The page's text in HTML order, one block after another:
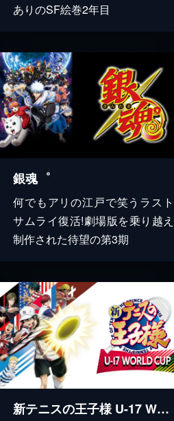
ありのSF絵巻2年目
銀魂゜
何でもアリの江戸で笑うラスト
サムライ復活!劇場版を乗り越え
制作された待望の第3期
新テニスの王子様 U-17 WORLD CUP